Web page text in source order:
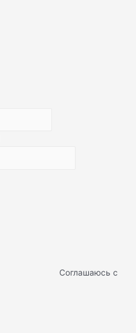
Соглашаюсь с